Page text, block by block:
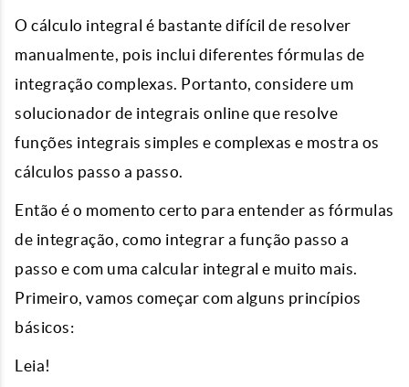
O cálculo integral é bastante difícil de resolver
manualmente, pois inclui diferentes fórmulas de
integração complexas. Portanto, considere um
solucionador de integrais online que resolve
funções integrais simples e complexas e mostra os
cálculos passo a passo.
Então é o momento certo para entender as fórmulas
de integração, como integrar a função passo a
passo e com uma calcular integral e muito mais.
Primeiro, vamos começar com alguns princípios
básicos:
Leia!